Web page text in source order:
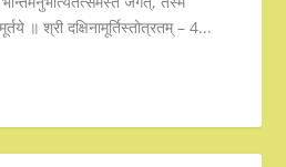
॥ श्री दक्षिनामूर्तिस्तोत्रतम् – 4...